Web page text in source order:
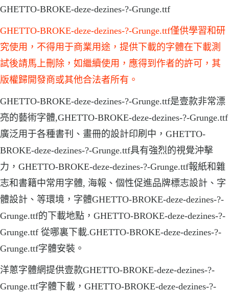
GHETTO-BROKE-deze-dezines-?-Grunge.ttf
GHETTO-BROKE-deze-dezines-?-Grunge.ttf僅供學習和研
究使用，不得用于商業用途，提供下載的字體在下載測
試後請馬上刪除，如繼續使用，應得到作者的許可，其
版權歸開發商或其他合法者所有。
GHETTO-BROKE-deze-dezines-?-Grunge.ttf是壹款非常漂
亮的藝術字體,GHETTO-BROKE-deze-dezines-?-Grunge.ttf
廣泛用于各種書刊、畫冊的設計印刷中，GHETTO-
BROKE-deze-dezines-?-Grunge.ttf具有強烈的視覺沖擊
力，GHETTO-BROKE-deze-dezines-?-Grunge.ttf報紙和雜
志和書籍中常用字體, 海報、個性促進品牌標志設計、字
體設計、等環境，字體GHETTO-BROKE-deze-dezines-?-
Grunge.ttf的下載地點，GHETTO-BROKE-deze-dezines-?-
Grunge.ttf 從哪裏下載.GHETTO-BROKE-deze-dezines-?-
Grunge.ttf字體安裝。
洋蔥字體網提供壹款GHETTO-BROKE-deze-dezines-?-
Grunge.ttf字體下載，GHETTO-BROKE-deze-dezines-?-